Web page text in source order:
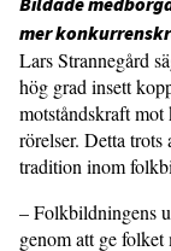
mer
Lars Strannegård
hög grad insett
motståndskraft
rörelser. Detta trots
tradition inom
– Folkbildningens
genom att ge